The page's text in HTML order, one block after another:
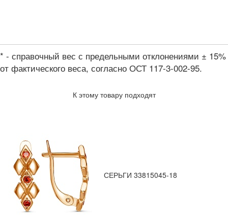
* - справочный вес с предельными отклонениями ± 15%
от фактического веса, согласно ОСТ 117-3-002-95.
К этому товару подходят
СЕРЬГИ 33815045-18